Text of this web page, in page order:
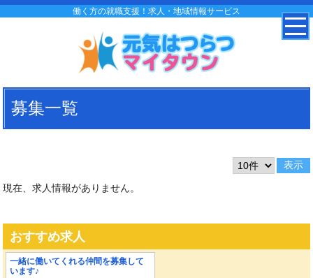
働く方の就職支援！求人・地域情報サービス
募集一覧
現在、求人情報がありません。
おすすめ求人
一緒に働いてくれる仲間を募集して
います♪